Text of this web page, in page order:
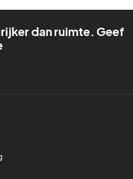
dan ruimte. Geef